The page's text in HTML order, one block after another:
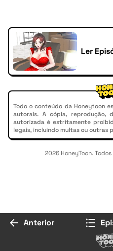
Ler
Todo o conteúdo da Honeytoon
autorais. A cópia, reprodução,
autorizada é estritamente
legais, incluindo multas ou outras
2026 HoneyToon.
Anterior